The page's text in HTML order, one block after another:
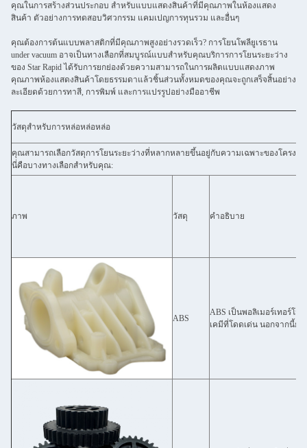
คุณในการสร้างส่วนประกอบ สําหรับแบบแสดงสินค้าที่มีคุณภาพในห้องแสดง
สินค้า ตัวอย่างการทดสอบวิศวกรรม แคมเปญการทุนรวม และอื่นๆ
คุณต้องการต้นแบบพลาสติกที่มีคุณภาพสูงอย่างรวดเร็ว? การโยนโพลียูเรธาน
under vacuum อาจเป็นทางเลือกที่สมบูรณ์แบบสําหรับคุณบริการการโยนระยะว่าง
ของ Star Rapid ได้รับการยกย่องด้วยความสามารถในการผลิตแบบแสดงภาพ
คุณภาพห้องแสดงสินค้าโดยธรรมดาแล้วชิ้นส่วนทั้งหมดของคุณจะถูกเสร็จสิ้นอย่าง
ละเอียดด้วยการทาสี, การพิมพ์ และการแปรรูปอย่างมืออาชีพ
วัสดุสําหรับการหล่อหล่อหล่อ
คุณสามารถเลือกวัสดุการโยนระยะว่างที่หลากหลายขึ้นอยู่กับความเฉพาะของโครงก
นี่คือบางทางเลือกสําหรับคุณ:
ภาพ วัสดุ คําอธิบาย
ABS
ABS เป็นพอลิเมอร์เทอร์โ
เคมีที่โดดเด่น นอกจากนี้ยัง